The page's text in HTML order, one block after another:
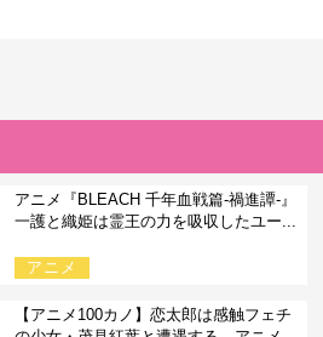
アニメ『BLEACH 千年血戦篇-禍進譚-』
一護と織姫は霊王の力を吸収したユー...
アニメ
【アニメ100カノ】恋太郎は感触フェチ